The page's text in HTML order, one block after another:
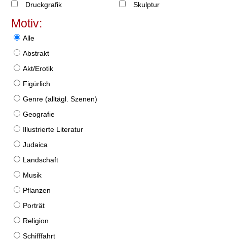
Druckgrafik
Skulptur
Motiv:
Alle
Abstrakt
Akt/Erotik
Figürlich
Genre (alltägl. Szenen)
Geografie
Illustrierte Literatur
Judaica
Landschaft
Musik
Pflanzen
Porträt
Religion
Schifffahrt